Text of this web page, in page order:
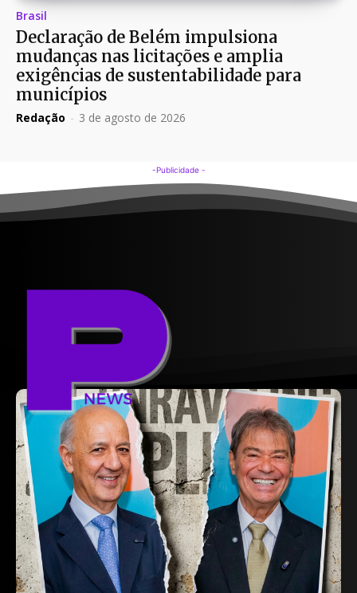
Brasil
Declaração de Belém impulsiona
mudanças nas licitações e amplia
exigências de sustentabilidade para
municípios
Redação - 3 de agosto de 2026
-Publicidade -